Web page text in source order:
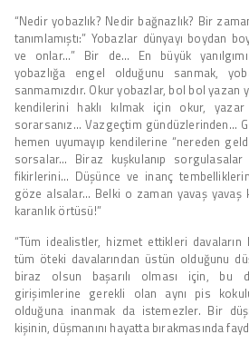
“Nedir yobazlık? Nedir bağnazlık? Bir
tanımlamıştı:” Yobazlar dünyayı boydan
ve onlar…” Bir de… En büyük
yobazlığa engel olduğunu sanmak,
sanmamızdır. Okur yobazlar, bol bol yazan
kendilerini haklı kılmak için okur,
sorarsanız… Vazgeçtim gündüzlerinden…
hemen uyumayıp kendilerine “nereden
sorsalar… Biraz kuşkulanıp
fikirlerini… Düşünce ve inanç
göze alsalar… Belki o zaman yavaş yavaş
karanlık örtüsü!”
“Tüm idealistler, hizmet ettikleri davaların
tüm öteki davalarından üstün olduğunu
biraz olsun başarılı olması için, bu
girişimlerine gerekli olan aynı pis
olduğuna inanmak da istemezler. Bir
kişinin, düşmanını hayatta bırakmasında